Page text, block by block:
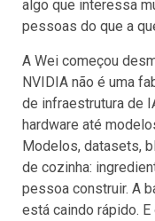
algo que interessa
pessoas do que a
A Wei começou
NVIDIA não é uma
de infraestrutura de
hardware até
Modelos, datasets,
de cozinha:
pessoa construir. A
está caindo rápido.